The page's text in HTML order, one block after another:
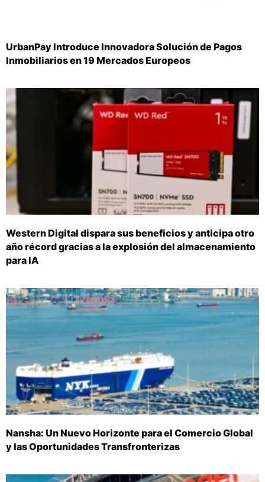
UrbanPay Introduce Innovadora Solución de Pagos
Inmobiliarios en 19 Mercados Europeos
Western Digital dispara sus beneficios y anticipa otro
año récord gracias a la explosión del almacenamiento
para IA
Nansha: Un Nuevo Horizonte para el Comercio Global
y las Oportunidades Transfronterizas